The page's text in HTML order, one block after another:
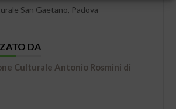
San Gaetano, Padova
DA
Culturale Antonio Rosmini di